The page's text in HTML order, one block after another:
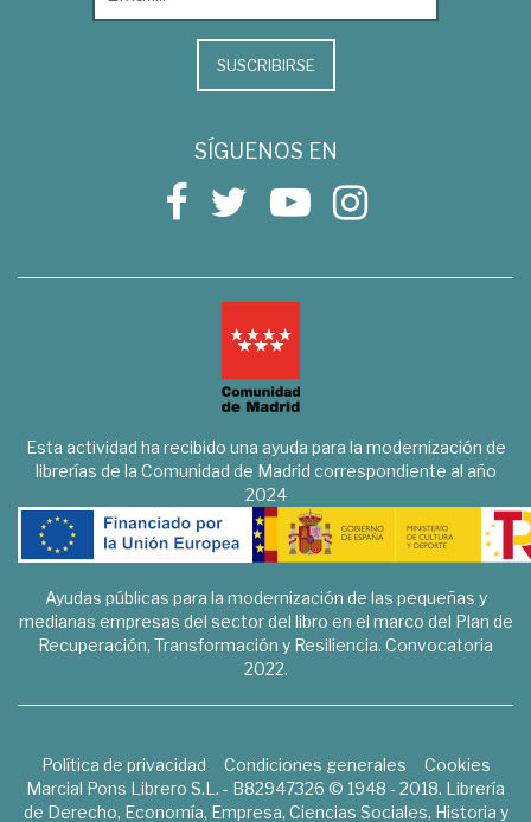
SUSCRIBIRSE
SÍGUENOS EN
Esta actividad ha recibido una ayuda para la modernización de
librerías de la Comunidad de Madrid correspondiente al año
2024
Ayudas públicas para la modernización de las pequeñas y
medianas empresas del sector del libro en el marco del Plan de
Recuperación, Transformación y Resiliencia. Convocatoria
2022.
Política de privacidad Condiciones generales
Cookies
Marcial Pons Librero S.L. - B82947326 © 1948 - 2018. Librería
de Derecho, Economía, Empresa, Ciencias Sociales, Historia y